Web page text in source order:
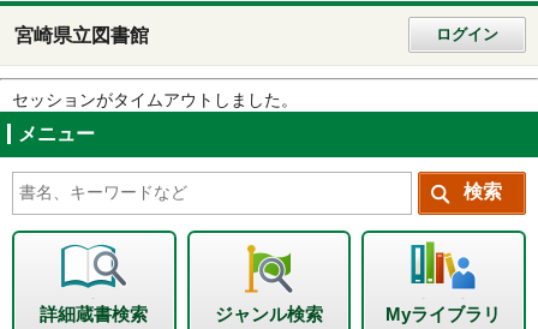
宮崎県立図書館 ログイン
セッションがタイムアウトしました。
メニュー
詳細蔵書検索 ジャンル検索 Myライブラリ